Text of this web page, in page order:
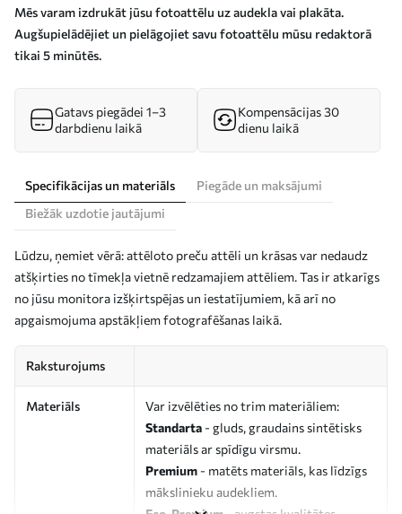
Mēs varam izdrukāt jūsu fotoattēlu uz audekla vai plakāta.
Augšupielādējiet un pielāgojiet savu fotoattēlu mūsu redaktorā
tikai 5 minūtēs.
Gatavs piegādei 1–3
darbdienu laikā
Kompensācijas 30
dienu laikā
Specifikācijas un materiāls
Piegāde un maksājumi
Biežāk uzdotie jautājumi
Lūdzu, ņemiet vērā: attēloto preču attēli un krāsas var nedaudz
atšķirties no tīmekļa vietnē redzamajiem attēliem. Tas ir atkarīgs
no jūsu monitora izšķirtspējas un iestatījumiem, kā arī no
apgaismojuma apstākļiem fotografēšanas laikā.
Raksturojums
Materiāls
Var izvēlēties no trim materiāliem:
Standarta - gluds, graudains sintētisks
materiāls ar spīdīgu virsmu.
Premium - matēts materiāls, kas līdzīgs
mākslinieku audekliem.